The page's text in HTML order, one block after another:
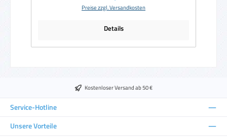
Preise zzgl. Versandkosten
Details
Kostenloser Versand ab 50 €
Service-Hotline
Unsere Vorteile